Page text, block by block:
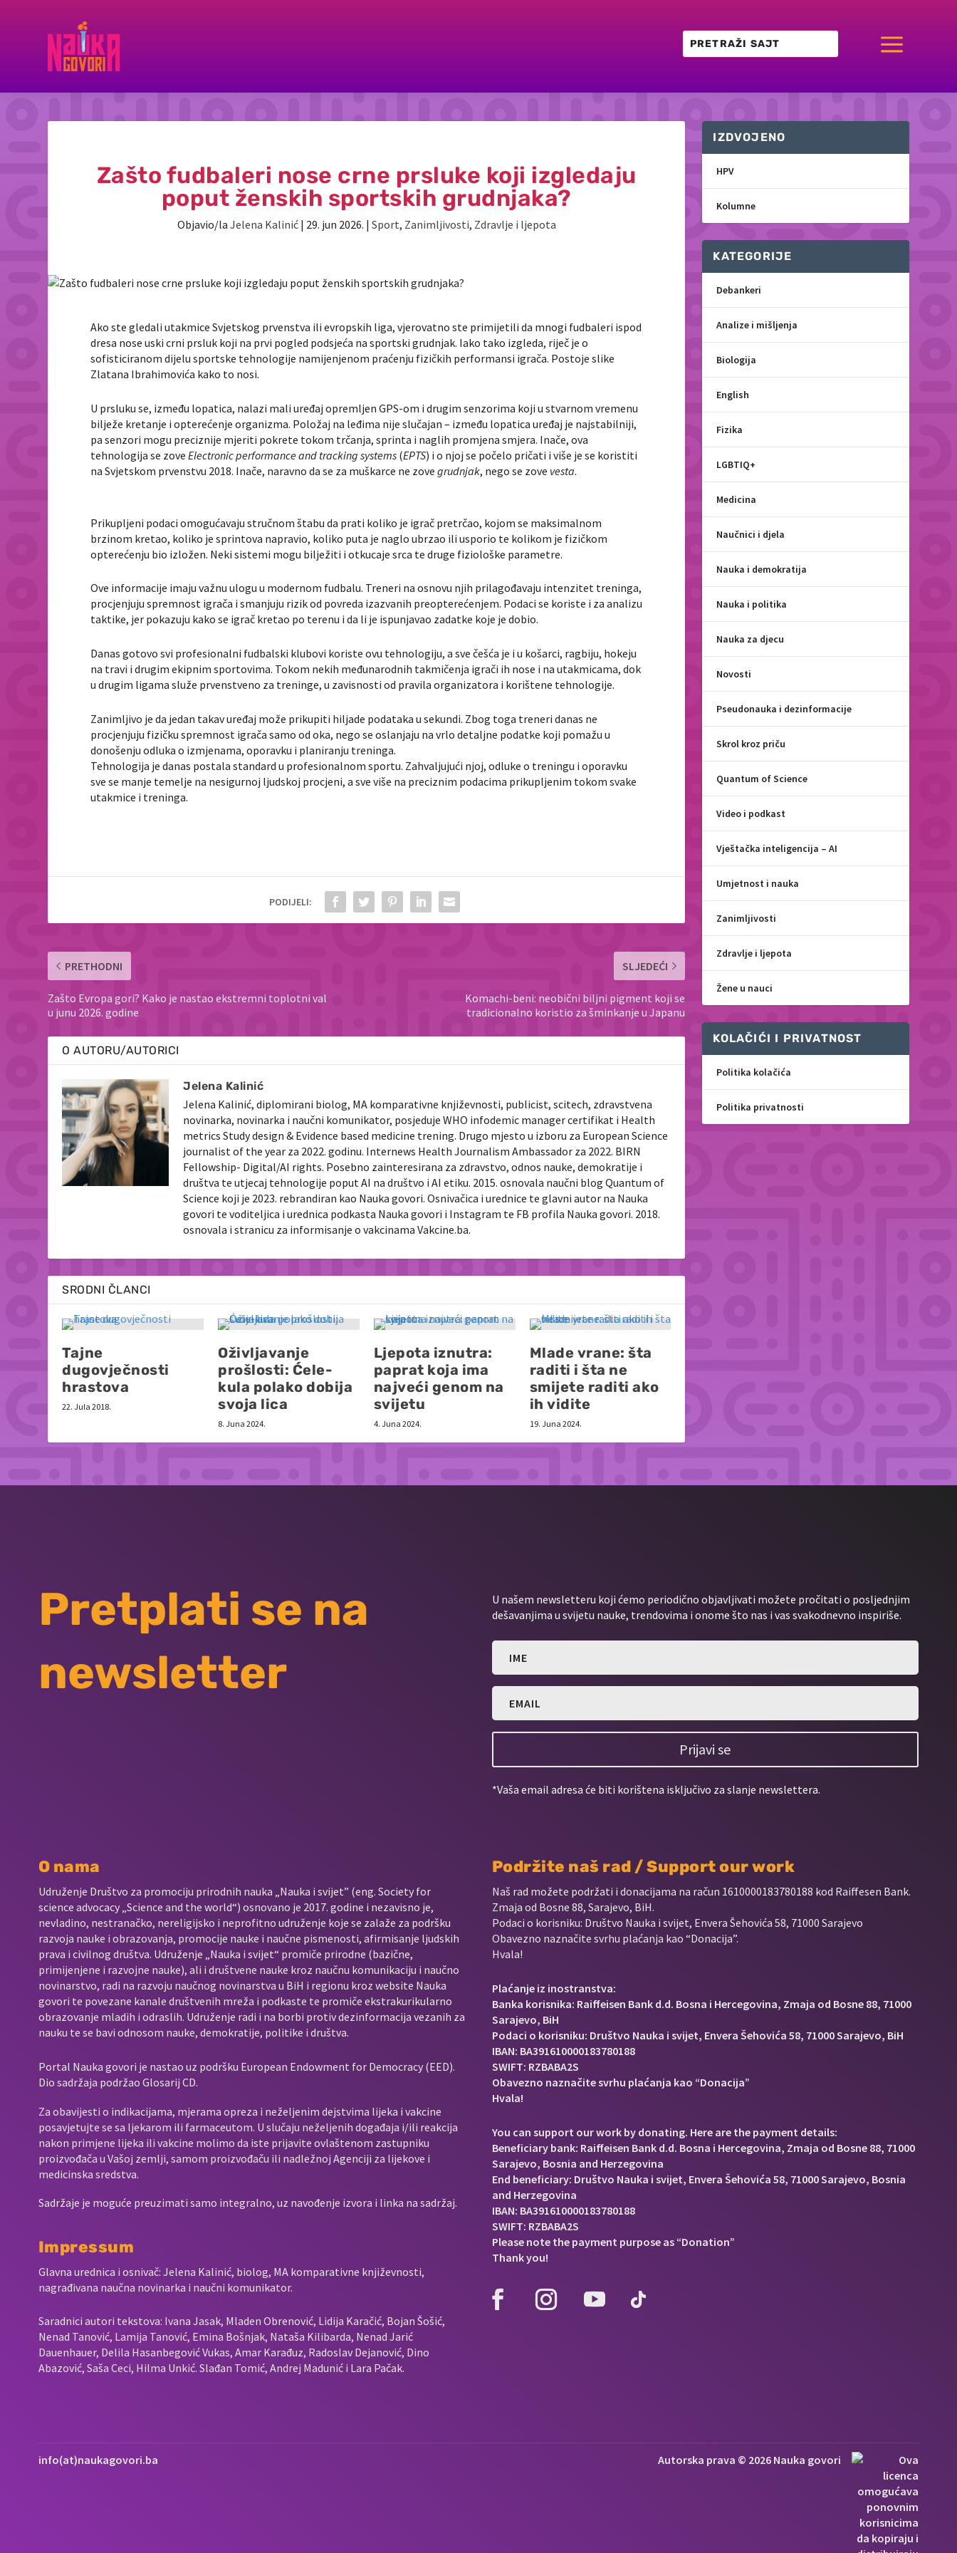
a
Zašto fudbaleri nose crne prsluke koji izgledaju
poput ženskih sportskih grudnjaka?
Objavio/la Jelena Kalinić| 29. jun 2026. | Sport, Zanimljivosti, Zdravlje i ljepota
Ako ste gledali utakmice Svjetskog prvenstva ili evropskih liga, vjerovatno ste primijetili da mnogi fudbaleri ispod
dresa nose uski crni prsluk koji na prvi pogled podsjeća na sportski grudnjak. Iako tako izgleda, riječ je o
sofisticiranom dijelu sportske tehnologije namijenjenom praćenju fizičkih performansi igrača. Postoje slike
Zlatana Ibrahimovića kako to nosi.
U prsluku se, između lopatica, nalazi mali uređaj opremljen GPS-om i drugim senzorima koji u stvarnom vremenu
bilježe kretanje i opterećenje organizma. Položaj na leđima nije slučajan – između lopatica uređaj je najstabilniji,
pa senzori mogu preciznije mjeriti pokrete tokom trčanja, sprinta i naglih promjena smjera. Inače, ova
tehnologija se zoveElectronic performance and tracking systems (EPTS) i o njoj se počelo pričati i više je se koristiti
na Svjetskom prvenstvu 2018. Inače, naravno da se za muškarce ne zovegrudnjak, nego se zove vesta.
Prikupljeni podaci omogućavaju stručnom štabu da prati koliko je igrač pretrčao, kojom se maksimalnom
brzinom kretao, koliko je sprintova napravio, koliko puta je naglo ubrzao ili usporio te kolikom je fizičkom
opterećenju bio izložen. Neki sistemi mogu bilježiti i otkucaje srca te druge fiziološke parametre.
Ove informacije imaju važnu ulogu u modernom fudbalu. Treneri na osnovu njih prilagođavaju intenzitet treninga,
procjenjuju spremnost igrača i smanjuju rizik od povreda izazvanih preopterećenjem. Podaci se koriste i za analizu
taktike, jer pokazuju kako se igrač kretao po terenu i da li je ispunjavao zadatke koje je dobio.
Danas gotovo svi profesionalni fudbalski klubovi koriste ovu tehnologiju, a sve češća je i u košarci, ragbiju, hokeju
na travi i drugim ekipnim sportovima. Tokom nekih međunarodnih takmičenja igrači ih nose i na utakmicama, dok
u drugim ligama služe prvenstveno za treninge, u zavisnosti od pravila organizatora i korištene tehnologije.
Zanimljivo je da jedan takav uređaj može prikupiti hiljade podataka u sekundi. Zbog toga treneri danas ne
procjenjuju fizičku spremnost igrača samo od oka, nego se oslanjaju na vrlo detaljne podatke koji pomažu u
donošenju odluka o izmjenama, oporavku i planiranju treninga.
Tehnologija je danas postala standard u profesionalnom sportu. Zahvaljujući njoj, odluke o treningu i oporavku
sve se manje temelje na nesigurnoj ljudskoj procjeni, a sve više na preciznim podacima prikupljenim tokom svake
utakmice i treninga.
PODIJELI:
PRETHODNI
Zašto Evropa gori? Kako je nastao ekstremni toplotni val
u junu 2026. godine
SLJEDEĆI
Komachi-beni: neobični biljni pigment koji se
tradicionalno koristio za šminkanje u Japanu
O AUTORU/AUTORICI
Jelena Kalinić
Jelena Kalinić, diplomirani biolog, MA komparativne književnosti, publicist, scitech, zdravstvena
novinarka, novinarka i naučni komunikator, posjeduje WHO infodemic manager certifikat i Health
metrics Study design & Evidence based medicine trening. Drugo mjesto u izboru za European Science
journalist of the year za 2022. godinu. Internews Health Journalism Ambassador za 2022. BIRN
Fellowship- Digital/AI rights. Posebno zainteresirana za zdravstvo, odnos nauke, demokratije i
društva te utjecaj tehnologije poput AI na društvo i AI etiku. 2015. osnovala naučni blog Quantum of
Science koji je 2023. rebrandiran kao Nauka govori. Osnivačica i urednice te glavni autor na Nauka
govori te voditeljica i urednica podkasta Nauka govori i Instagram te FB profila Nauka govori. 2018.
osnovala i stranicu za informisanje o vakcinama Vakcine.ba.
SRODNI ČLANCI
Tajne
dugovječnosti
hrastova
22. Jula 2018.
Oživljavanje
prošlosti: Ćele-
kula polako dobija
svoja lica
8. Juna 2024.
Ljepota iznutra:
paprat koja ima
najveći genom na
svijetu
4. Juna 2024.
Mlade vrane: šta
raditi i šta ne
smijete raditi ako
ih vidite
19. Juna 2024.
IZDVOJENO
HPV
Kolumne
KATEGORIJE
Debankeri
Analize i mišljenja
Biologija
English
Fizika
LGBTIQ+
Medicina
Naučnici i djela
Nauka i demokratija
Nauka i politika
Nauka za djecu
Novosti
Pseudonauka i dezinformacije
Skrol kroz priču
Quantum of Science
Video i podkast
Vještačka inteligencija – AI
Umjetnost i nauka
Zanimljivosti
Zdravlje i ljepota
Žene u nauci
KOLAČIĆI I PRIVATNOST
Politika kolačića
Politika privatnosti
Pretplati se na
newsletter
U našem newsletteru koji ćemo periodično objavljivati možete pročitati o posljednjim
dešavanjima u svijetu nauke, trendovima i onome što nas i vas svakodnevno inspiriše.
Prijavi se
*Vaša email adresa će biti korištena isključivo za slanje newslettera.
O nama
Udruženje Društvo za promociju prirodnih nauka „Nauka i svijet” (eng. Society for
science advocacy „Science and the world“) osnovano je 2017. godine i nezavisno je,
nevladino, nestranačko, nereligijsko i neprofitno udruženje koje se zalaže za podršku
razvoja nauke i obrazovanja, promocije nauke i naučne pismenosti, afirmisanje ljudskih
prava i civilnog društva. Udruženje „Nauka i svijet“ promiče prirodne (bazične,
primijenjene i razvojne nauke), ali i društvene nauke kroz naučnu komunikaciju i naučno
novinarstvo, radi na razvoju naučnog novinarstva u BiH i regionu kroz website Nauka
govori te povezane kanale društvenih mreža i podkaste te promiče ekstrakurikularno
obrazovanje mladih i odraslih. Udruženje radi i na borbi protiv dezinformacija vezanih za
nauku te se bavi odnosom nauke, demokratije, politike i društva.
Portal Nauka govori je nastao uz podršku European Endowment for Democracy (EED).
Dio sadržaja podržao Glosarij CD.
Za obavijesti o indikacijama, mjerama opreza i neželjenim dejstvima lijeka i vakcine
posavjetujte se sa ljekarom ili farmaceutom. U slučaju neželjenih događaja i/ili reakcija
nakon primjene lijeka ili vakcine molimo da iste prijavite ovlaštenom zastupniku
proizvođača u Vašoj zemlji, samom proizvođaču ili nadležnoj Agenciji za lijekove i
medicinska sredstva.
Sadržaje je moguće preuzimati samo integralno, uz navođenje izvora i linka na sadržaj.
Impressum
Glavna urednica i osnivač: Jelena Kalinić, biolog, MA komparativne književnosti,
nagrađivana naučna novinarka i naučni komunikator.
Saradnici autori tekstova: Ivana Jasak, Mladen Obrenović, Lidija Karačić, Bojan Šošić,
Nenad Tanović, Lamija Tanović, Emina Bošnjak, Nataša Kilibarda, Nenad Jarić
Dauenhauer, Delila Hasanbegović Vukas, Amar Karađuz, Radoslav Dejanović, Dino
Abazović, Saša Ceci, Hilma Unkić. Slađan Tomić, Andrej Madunić i Lara Pačak.
Podržite naš rad / Support our work
Naš rad možete podržati i donacijama na račun 1610000183780188 kod Raiffesen Bank.
Zmaja od Bosne 88, Sarajevo, BiH.
Podaci o korisniku: Društvo Nauka i svijet, Envera Šehovića 58, 71000 Sarajevo
Obavezno naznačite svrhu plaćanja kao “Donacija”.
Hvala!
Plaćanje iz inostranstva:
Banka korisnika: Raiffeisen Bank d.d. Bosna i Hercegovina, Zmaja od Bosne 88, 71000
Sarajevo, BiH
Podaci o korisniku: Društvo Nauka i svijet, Envera Šehovića 58, 71000 Sarajevo, BiH
IBAN: BA391610000183780188
SWIFT: RZBABA2S
Obavezno naznačite svrhu plaćanja kao “Donacija”
Hvala!
You can support our work by donating. Here are the payment details:
Beneficiary bank: Raiffeisen Bank d.d. Bosna i Hercegovina, Zmaja od Bosne 88, 71000
Sarajevo, Bosnia and Herzegovina
End beneficiary: Društvo Nauka i svijet, Envera Šehovića 58, 71000 Sarajevo, Bosnia
and Herzegovina
IBAN: BA391610000183780188
SWIFT: RZBABA2S
Please note the payment purpose as “Donation”
Thank you!
info(at)naukagovori.ba Autorska prava © 2026 Nauka govori